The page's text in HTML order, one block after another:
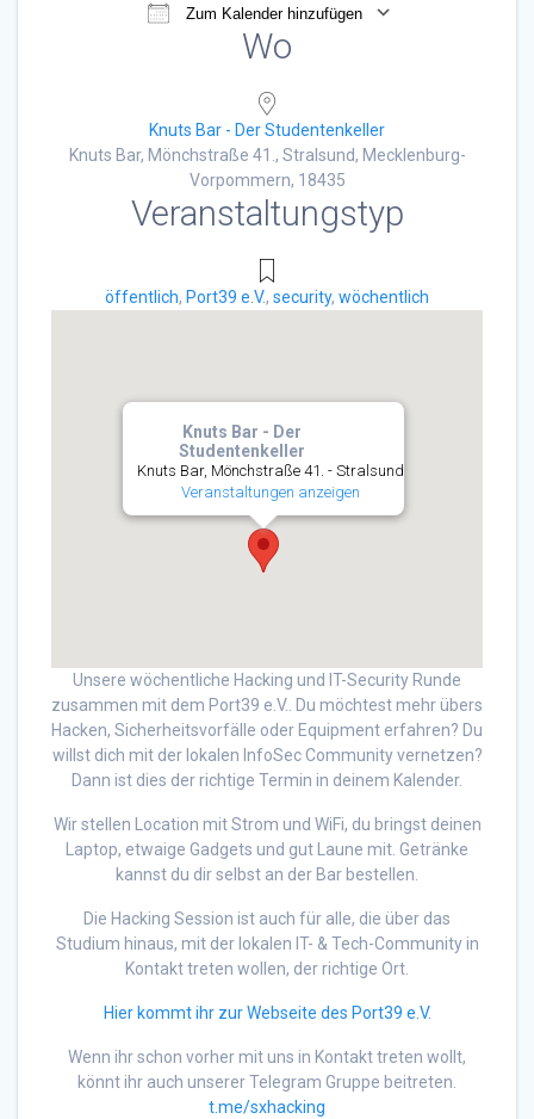
Zum Kalender hinzufügen
ICS herunterladenWo
Knuts Bar - Der Studentenkeller
Knuts Bar, Mönchstraße 41., Stralsund, Mecklenburg-
Vorpommern, 18435
Veranstaltungstyp
öffentlich, Port39 e.V., security, wöchentlich
Knuts Bar - Der
Studentenkeller
Knuts Bar, Mönchstraße 41. - Stralsund
Veranstaltungen anzeigen
Unsere wöchentliche Hacking und IT-Security Runde
zusammen mit dem Port39 e.V.. Du möchtest mehr übers
Hacken, Sicherheitsvorfälle oder Equipment erfahren? Du
willst dich mit der lokalen InfoSec Community vernetzen?
Dann ist dies der richtige Termin in deinem Kalender.
Wir stellen Location mit Strom und WiFi, du bringst deinen
Laptop, etwaige Gadgets und gut Laune mit. Getränke
kannst du dir selbst an der Bar bestellen.
Die Hacking Session ist auch für alle, die über das
Studium hinaus, mit der lokalen IT- & Tech-Community in
Kontakt treten wollen, der richtige Ort.
Hier kommt ihr zur Webseite des Port39 e.V.
Wenn ihr schon vorher mit uns in Kontakt treten wollt,
könnt ihr auch unserer Telegram Gruppe beitreten.
t.me/sxhacking